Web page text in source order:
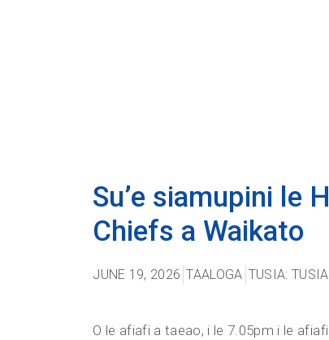
Su’e siamupini le
Chiefs a Waikato
JUNE 19, 2026 TAALOGA TUSIA:
O le afiafi a taeao, i le 7.05pm i le